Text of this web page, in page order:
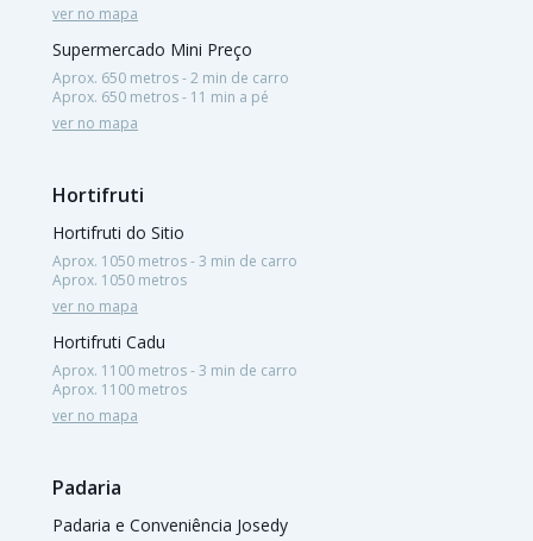
ver no mapa
Supermercado Mini Preço
Aprox. 650 metros - 2 min de carro
Aprox. 650 metros - 11 min a pé
ver no mapa
Hortifruti
Hortifruti do Sitio
Aprox. 1050 metros - 3 min de carro
Aprox. 1050 metros
ver no mapa
Hortifruti Cadu
Aprox. 1100 metros - 3 min de carro
Aprox. 1100 metros
ver no mapa
Padaria
Padaria e Conveniência Josedy